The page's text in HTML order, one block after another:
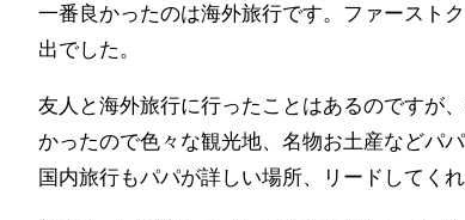
一番良かったのは海外旅行です。ファースト
出でした。
友人と海外旅行に行ったことはあるのですが
かったので色々な観光地、名物お土産などパ
国内旅行もパパが詳しい場所、リードしてく